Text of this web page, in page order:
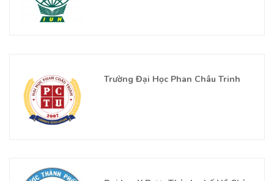
Trường Đại Học Phan Châu Trinh